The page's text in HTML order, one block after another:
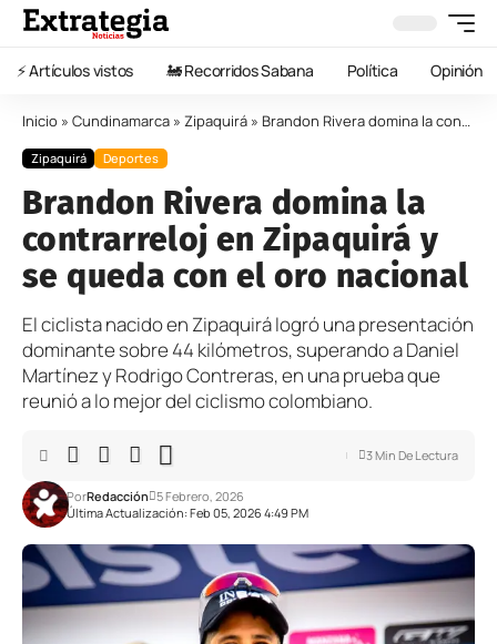
⚡️ Artículos vistos 🚂 Recorridos Sabana Política Opinión
Inicio » Cundinamarca » Zipaquirá » Brandon Rivera domina la contrarreloj en Zipaquirá y se queda con el oro nacional
Zipaquirá Deportes
Brandon Rivera domina la
contrarreloj en Zipaquirá y
se queda con el oro nacional
El ciclista nacido en Zipaquirá logró una presentación
dominante sobre 44 kilómetros, superando a Daniel
Martínez y Rodrigo Contreras, en una prueba que
reunió a lo mejor del ciclismo colombiano.
Última Actualización: Feb 05, 2026 4:49 PM
PorRedacción 5 Febrero, 2026
3 Min De Lectura